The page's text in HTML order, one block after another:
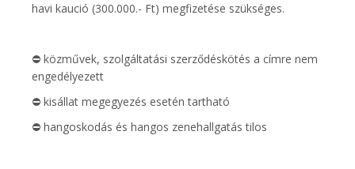
havi kaució (300.000.- Ft) megfizetése szükséges.
⛔️ közművek, szolgáltatási szerződéskötés a címre nem
engedélyezett
⛔️ kisállat megegyezés esetén tartható
⛔️ hangoskodás és hangos zenehallgatás tilos